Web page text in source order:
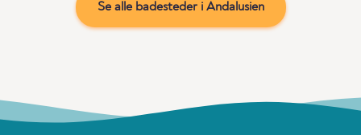
Se alle badesteder i Andalusien